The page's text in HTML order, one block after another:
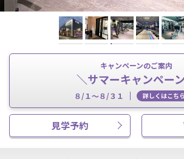
キャンペーンのご案内
＼サマーキャンペー
８/１～８/３１ 詳しくはこちら
見学予約